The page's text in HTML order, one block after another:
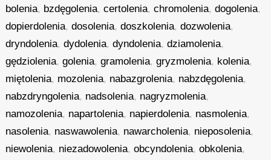
bolenia, bzdęgolenia,certolenia,chromolenia,dogolenia,
dopierdolenia,dosolenia,doszkolenia,dozwolenia,
dryndolenia,dydolenia,dyndolenia,dziamolenia,
gędziolenia,golenia,gramolenia,gryzmolenia, kolenia,
miętolenia, mozolenia, nabazgrolenia, nabzdęgolenia,
nabzdryngolenia, nadsolenia, nagryzmolenia,
namozolenia, napartolenia, napierdolenia, nasmolenia,
nasolenia, naswawolenia, nawarcholenia, nieposolenia,
niewolenia, niezadowolenia,obcyndolenia,obkolenia,